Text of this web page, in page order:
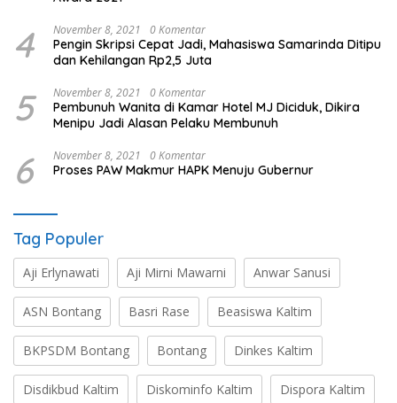
4 November 8, 2021 0 Komentar
Pengin Skripsi Cepat Jadi, Mahasiswa Samarinda Ditipu
dan Kehilangan Rp2,5 Juta
5 November 8, 2021 0 Komentar
Pembunuh Wanita di Kamar Hotel MJ Diciduk, Dikira
Menipu Jadi Alasan Pelaku Membunuh
6 November 8, 2021 0 Komentar
Proses PAW Makmur HAPK Menuju Gubernur
Tag Populer
Aji Erlynawati Aji Mirni Mawarni Anwar Sanusi
ASN Bontang Basri Rase Beasiswa Kaltim
BKPSDM Bontang Bontang Dinkes Kaltim
Disdikbud Kaltim Diskominfo Kaltim Dispora Kaltim